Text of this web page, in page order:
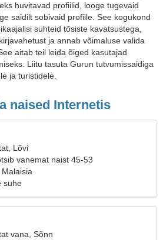
huvitavad profiilid, looge tugevaid
saidilt sobivaid profiile. See kogukond
suhteid tõsiste kavatsustega,
ja annab võimaluse valida
aitab teil leida õiged kasutajad
Liitu tasuta Gurun tutvumissaidiga
ja turistidele.
naised Internetis
Lõvi
vanemat naist 45-53
suhe
vana, Sõnn